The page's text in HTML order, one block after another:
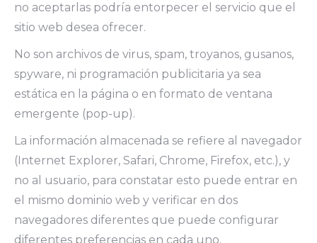
no aceptarlas podría entorpecer el servicio que el
sitio web desea ofrecer.
No son archivos de virus, spam, troyanos, gusanos,
spyware, ni programación publicitaria ya sea
estática en la página o en formato de ventana
emergente (pop-up).
La información almacenada se refiere al navegador
(Internet Explorer, Safari, Chrome, Firefox, etc.), y
no al usuario, para constatar esto puede entrar en
el mismo dominio web y verificar en dos
navegadores diferentes que puede configurar
diferentes preferencias en cada uno.